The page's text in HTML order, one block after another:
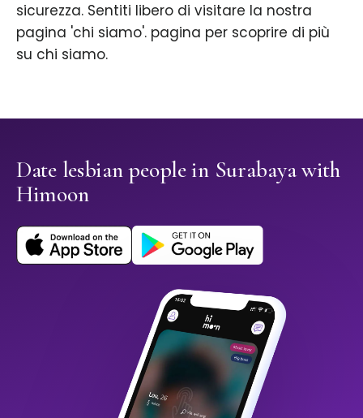
sicurezza. Sentiti libero di visitare la nostra
pagina 'chi siamo'. pagina per scoprire di più
su chi siamo.
Date lesbian people in Surabaya with
Himoon